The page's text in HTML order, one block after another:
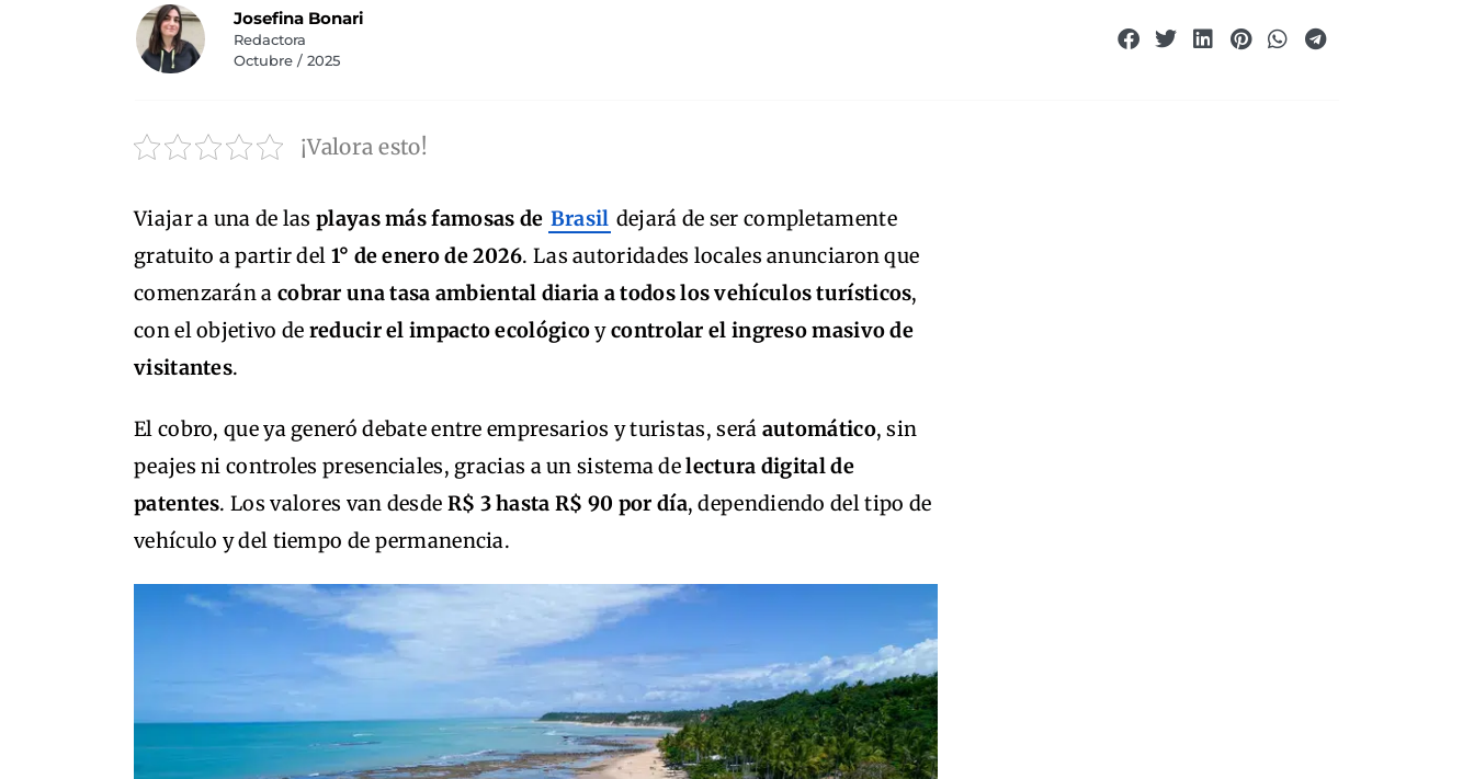
Josefina Bonari
Redactora
Octubre / 2025
¡Valora esto!
Viajar a una de las playas más famosas de Brasil dejará de ser completamente
gratuito a partir del 1° de enero de 2026. Las autoridades locales anunciaron que
comenzarán a cobrar una tasa ambiental diaria a todos los vehículos turísticos,
con el objetivo de reducir el impacto ecológicoycontrolar el ingreso masivo de
visitantes.
El cobro, que ya generó debate entre empresarios y turistas, será automático, sin
peajes ni controles presenciales, gracias a un sistema delectura digital de
patentes. Los valores van desde R$ 3 hasta R$ 90 por día, dependiendo del tipo de
vehículo y del tiempo de permanencia.